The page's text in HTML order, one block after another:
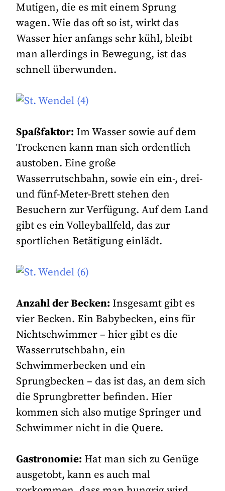
Mutigen, die es mit einem Sprung
wagen. Wie das oft so ist, wirkt das
Wasser hier anfangs sehr kühl, bleibt
man allerdings in Bewegung, ist das
schnell überwunden.
Spaßfaktor: Im Wasser sowie auf dem
Trockenen kann man sich ordentlich
austoben. Eine große
Wasserrutschbahn, sowie ein ein-, drei-
und fünf-Meter-Brett stehen den
Besuchern zur Verfügung. Auf dem Land
gibt es ein Volleyballfeld, das zur
sportlichen Betätigung einlädt.
Anzahl der Becken: Insgesamt gibt es
vier Becken. Ein Babybecken, eins für
Nichtschwimmer – hier gibt es die
Wasserrutschbahn, ein
Schwimmerbecken und ein
Sprungbecken – das ist das, an dem sich
die Sprungbretter befinden. Hier
kommen sich also mutige Springer und
Schwimmer nicht in die Quere.
Gastronomie: Hat man sich zu Genüge
ausgetobt, kann es auch mal